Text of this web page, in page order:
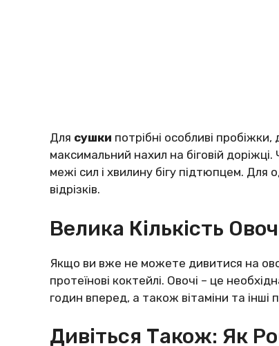
Для сушки потрібні особливі
максимальний нахил на біговій
межі сил і хвилину бігу підтюпцем.
відрізків.
Велика Кількість
Якщо ви вже не можете дивитися на
протеїнові коктейлі. Овочі – це
годин вперед, а також вітаміни та інші
Дивіться Також: Як